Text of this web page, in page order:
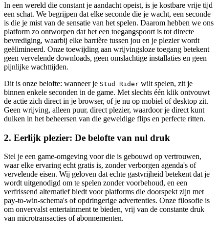
In een wereld die constant je aandacht opeist, is je kostbare vrije tijd
een schat. We begrijpen dat elke seconde die je wacht, een seconde
is die je mist van de sensatie van het spelen. Daarom hebben we ons
platform zo ontworpen dat het een toegangspoort is tot directe
bevrediging, waarbij elke barrière tussen jou en je plezier wordt
geëlimineerd. Onze toewijding aan wrijvingsloze toegang betekent
geen vervelende downloads, geen omslachtige installaties en geen
pijnlijke wachttijden.
Dit is onze belofte: wanneer je Stud Rider wilt spelen, zit je
binnen enkele seconden in de game. Met slechts één klik ontvouwt
de actie zich direct in je browser, of je nu op mobiel of desktop zit.
Geen wrijving, alleen puur, direct plezier, waardoor je direct kunt
duiken in het beheersen van die geweldige flips en perfecte ritten.
2. Eerlijk plezier: De belofte van nul druk
Stel je een game-omgeving voor die is gebouwd op vertrouwen,
waar elke ervaring echt gratis is, zonder verborgen agenda's of
vervelende eisen. Wij geloven dat echte gastvrijheid betekent dat je
wordt uitgenodigd om te spelen zonder voorbehoud, en een
verfrissend alternatief biedt voor platforms die doorspekt zijn met
pay-to-win-schema's of opdringerige advertenties. Onze filosofie is
om onvervalst entertainment te bieden, vrij van de constante druk
van microtransacties of abonnementen.